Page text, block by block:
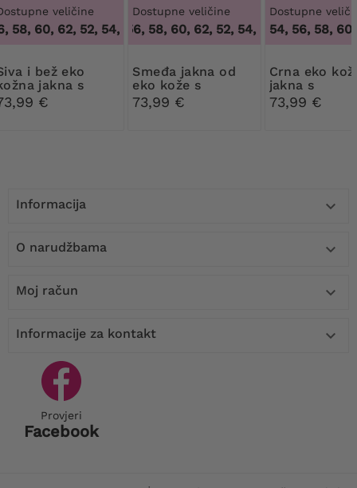
veličine
58, 60, 62,52, 54, 56, 58, 60, 62
eko
jakna s
€
Dostupne veličine
52, 54, 56, 58, 60, 62,52, 54, 56, 58, 60, 62
Smeđa jakna od
eko kože s
kapuljačom
73,99 €
Dostupne
54, 56, 58,
Crna eko kožna
jakna s
kapuljačom
73,99 €
Informacija 
O narudžbama 
Moj račun 
Informacije za kontakt 
Provjeri
Facebook